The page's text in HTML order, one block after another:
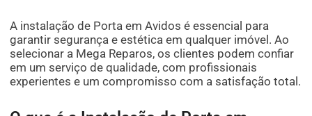
A instalação de Porta em Avidos é essencial para
garantir segurança e estética em qualquer imóvel. Ao
selecionar a Mega Reparos, os clientes podem confiar
em um serviço de qualidade, com profissionais
experientes e um compromisso com a satisfação total.